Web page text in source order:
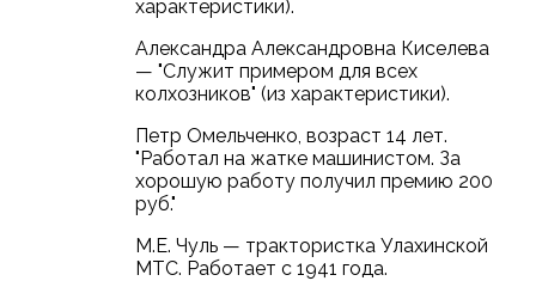
характеристики).
Александра Александровна Киселева
— "Служит примером для всех
колхозников" (из характеристики).
Петр Омельченко, возраст 14 лет.
"Работал на жатке машинистом. За
хорошую работу получил премию 200
руб."
М.Е. Чуль — трактористка Улахинской
МТС. Работает с 1941 года.